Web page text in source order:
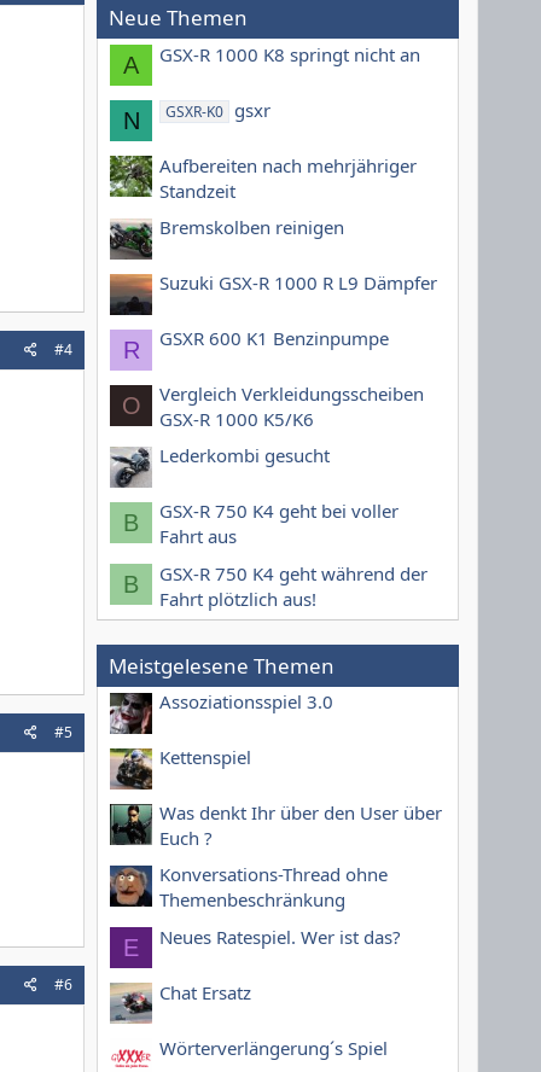
#4
#5
#6
Neue Themen
A GSX-R 1000 K8 springt nicht an
N GSXR-K0 gsxr
Aufbereiten nach mehrjähriger
Standzeit
Bremskolben reinigen
Suzuki GSX-R 1000 R L9 Dämpfer
R GSXR 600 K1 Benzinpumpe
O
Vergleich Verkleidungsscheiben
GSX-R 1000 K5/K6
Lederkombi gesucht
B
GSX-R 750 K4 geht bei voller
Fahrt aus
B
GSX-R 750 K4 geht während der
Fahrt plötzlich aus!
Meistgelesene Themen
Assoziationsspiel 3.0
Kettenspiel
Was denkt Ihr über den User über
Euch ?
Konversations-Thread ohne
Themenbeschränkung
E Neues Ratespiel. Wer ist das?
Chat Ersatz
Wörterverlängerung´s Spiel